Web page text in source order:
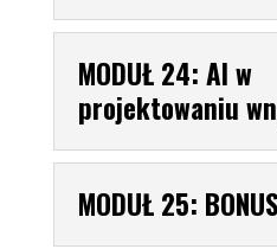
MODUŁ 24: AI w
projektowaniu
MODUŁ 25: